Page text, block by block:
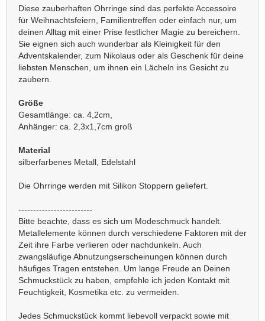
Diese zauberhaften Ohrringe sind das perfekte Accessoire
für Weihnachtsfeiern, Familientreffen oder einfach nur, um
deinen Alltag mit einer Prise festlicher Magie zu bereichern.
Sie eignen sich auch wunderbar als Kleinigkeit für den
Adventskalender, zum Nikolaus oder als Geschenk für deine
liebsten Menschen, um ihnen ein Lächeln ins Gesicht zu
zaubern.
Größe
Gesamtlänge: ca. 4,2cm,
Anhänger: ca. 2,3x1,7cm groß
Material
silberfarbenes Metall, Edelstahl
Die Ohrringe werden mit Silikon Stoppern geliefert.
-------------------------
Bitte beachte, dass es sich um Modeschmuck handelt.
Metallelemente können durch verschiedene Faktoren mit der
Zeit ihre Farbe verlieren oder nachdunkeln. Auch
zwangsläufige Abnutzungserscheinungen können durch
häufiges Tragen entstehen. Um lange Freude an Deinen
Schmuckstück zu haben, empfehle ich jeden Kontakt mit
Feuchtigkeit, Kosmetika etc. zu vermeiden.
Jedes Schmuckstück kommt liebevoll verpackt sowie mit